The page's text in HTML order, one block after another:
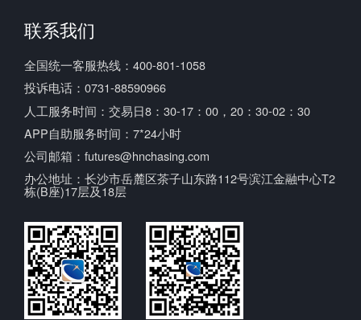
联系我们
全国统一客服热线：400-801-1058
投诉电话：0731-88590966
人工服务时间：交易日8：30-17：00，20：30-02：30
APP自助服务时间：7*24小时
公司邮箱：futures@hnchasing.com
办公地址：长沙市岳麓区茶子山东路112号滨江金融中心T2
栋(B座)17层及18层